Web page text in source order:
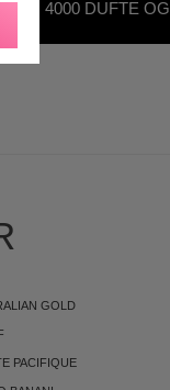
4000 DUFTE OG
GOLD
PACIFIQUE